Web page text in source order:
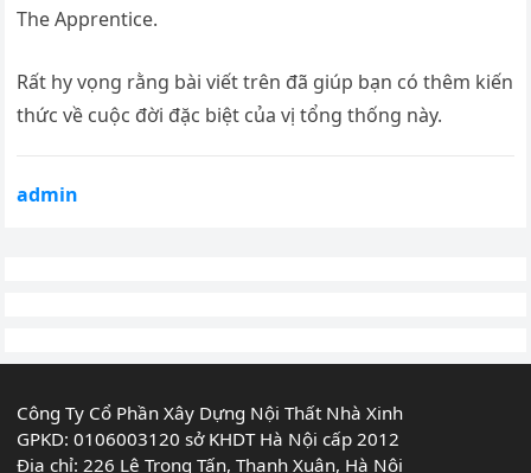
The Apprentice.
Rất hy vọng rằng bài viết trên đã giúp bạn có thêm kiến
thức về cuộc đời đặc biệt của vị tổng thống này.
admin
Công Ty Cổ Phần Xây Dựng Nội Thất Nhà Xinh
GPKD: 0106003120 sở KHDT Hà Nội cấp 2012
Địa chỉ: 226 Lê Trọng Tấn, Thanh Xuân, Hà Nội